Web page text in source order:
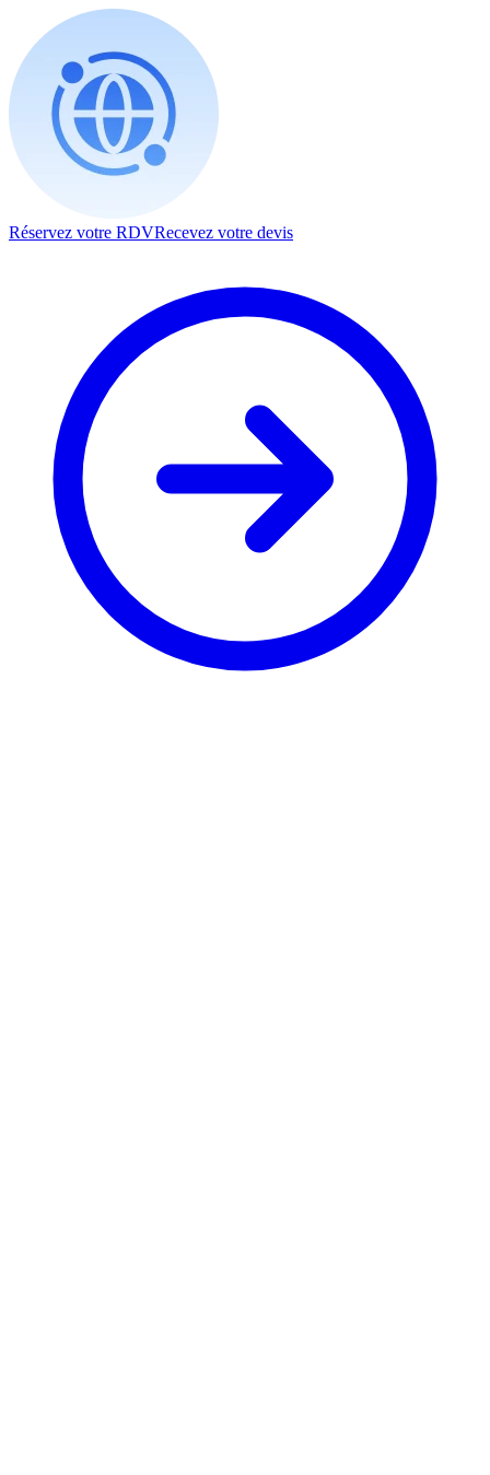
Réservez votre RDVRecevez votre devis